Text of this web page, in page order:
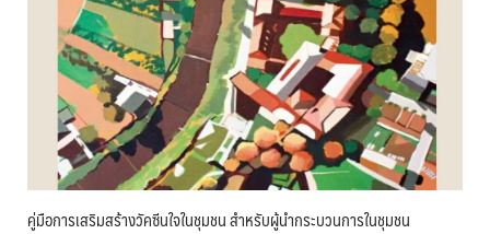
คู่มือการเสริมสร้างวัคซีนใจในชุมชน สำหรับผู้นำกระบวนการในชุมชน